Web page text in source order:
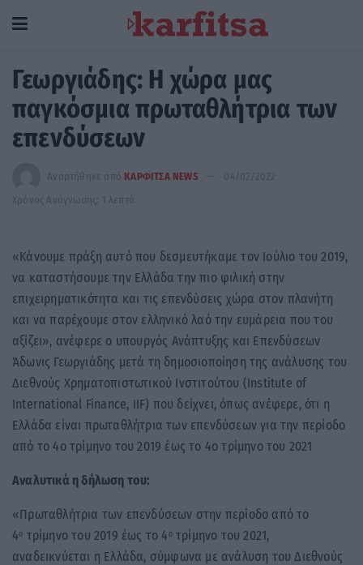
Γεωργιάδης: Η χώρα μας
παγκόσμια πρωταθλήτρια των
επενδύσεων
Αναρτήθηκε από ΚΑΡΦΙΤΣΑ NEWS
04/02/2022
Χρόνος Ανάγνωσης: 1 λεπτό
«Κάνουμε πράξη αυτό που δεσμευτήκαμε τον Ιούλιο του 2019,
να καταστήσουμε την Ελλάδα την πιο φιλική στην
επιχειρηματικότητα και τις επενδύσεις χώρα στον πλανήτη
και να παρέχουμε στον ελληνικό λαό την ευμάρεια που του
αξίζει», ανέφερε ο υπουργός Ανάπτυξης και Επενδύσεων
Άδωνις Γεωργιάδης μετά τη δημοσιοποίηση της ανάλυσης του
Διεθνούς Χρηματοπιστωτικού Ινστιτούτου (Institute of
International Finance, IIF) που δείχνει, όπως ανέφερε, ότι η
Ελλάδα είναι πρωταθλήτρια των επενδύσεων για την περίοδο
από το 4ο τρίμηνο του 2019 έως το 4ο τρίμηνο του 2021
Αναλυτικά η δήλωση του:
«Πρωταθλήτρια των επενδύσεων στην περίοδο από το
4ο τρίμηνο του 2019 έως το 4οτρίμηνο του 2021,
αναδεικνύεται η Ελλάδα, σύμφωνα με ανάλυση του Διεθνούς